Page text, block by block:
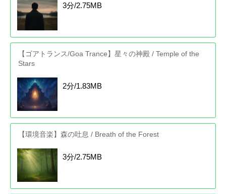
3分/2.75MB
【ゴアトランス/Goa Trance】星々の神殿 / Temple of the
Stars
2分/1.83MB
【環境音楽】森の吐息 / Breath of the Forest
3分/2.75MB